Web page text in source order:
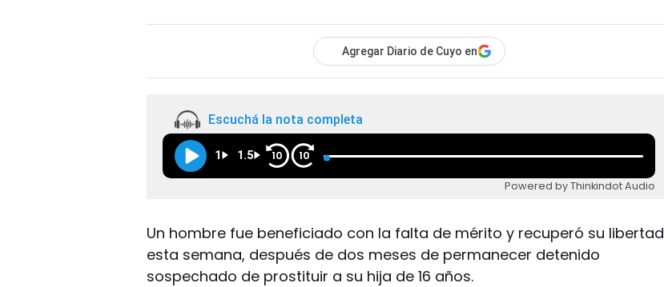
Agregar Diario de Cuyo en
Escuchá la nota completa
1 1.5 10 10
Powered by Thinkindot Audio
Un hombre fue beneficiado con la falta de mérito y recuperó su libertad
esta semana, después de dos meses de permanecer detenido
sospechado de prostituir a su hija de 16 años.